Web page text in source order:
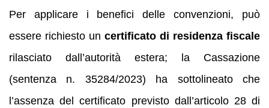
Per applicare i benefici delle convenzioni, può
essere richiesto un certificato di residenza fiscale
rilasciato dall’autorità estera; la Cassazione
(sentenza n. 35284/2023) ha sottolineato che
l’assenza del certificato previsto dall’articolo 28 di